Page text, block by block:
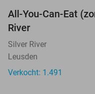
All-You-Can-Eat
River
Silver River
Leusden
Verkocht: 1.491